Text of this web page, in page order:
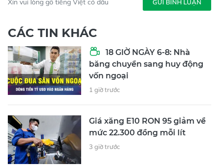
Xin vui lòng gõ tiếng Việt có dấu GỬI BÌNH LUẬN
CÁC TIN KHÁC
18 GIỜ NGÀY 6-8: Nhà
băng chuyển sang huy động
vốn ngoại
1 giờ trước
Giá xăng E10 RON 95 giảm về
mức 22.300 đồng mỗi lít
3 giờ trước